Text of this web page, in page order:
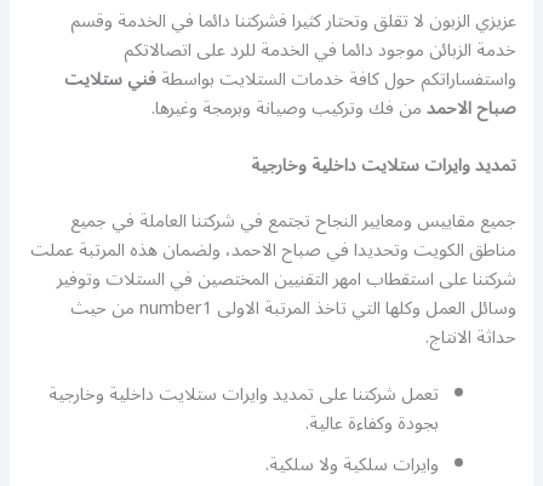
عزيزي الزبون لا تقلق وتحتار كثيرا فشركتنا دائما في الخدمة وقسم
خدمة الزبائن موجود دائما في الخدمة للرد على اتصالاتكم
واستفساراتكم حول كافة خدمات الستلايت بواسطةفني ستلايت
صباح الاحمدمن فك وتركيب وصيانة وبرمجة وغيرها.
تمديد وايرات ستلايت داخلية وخارجية
جميع مقاييس ومعايير النجاح تجتمع في شركتنا العاملة في جميع
مناطق الكويت وتحديدا في صباح الاحمد، ولضمان هذه المرتبة عملت
شركتنا على استقطاب امهر التقنيين المختصين في الستلات وتوفير
وسائل العمل وكلها التي تاخذ المرتبة الاولى number1 من حيث
حداثة الانتاج.
تعمل شركتنا على تمديد وايرات ستلايت داخلية وخارجية
بجودة وكفاءة عالية.
وايرات سلكية ولا سلكية.